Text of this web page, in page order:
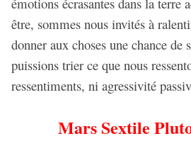
être, sommes nous invités à
donner aux choses une chance de
puissions trier ce que nous
ressentiments, ni agressivité
Mars Sextile